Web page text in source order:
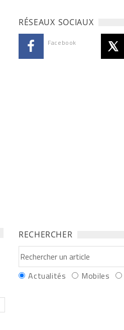
RÉSEAUX SOCIAUX
Facebook
RECHERCHER
Actualités Mobiles